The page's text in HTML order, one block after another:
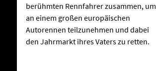
berühmten Rennfahrer zusammen, um
an einem großen europäischen
Autorennen teilzunehmen und dabei
den Jahrmarkt ihres Vaters zu retten.